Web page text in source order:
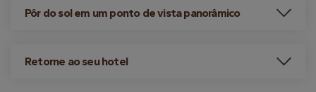
Pôr do sol em um ponto de vista panorâmico
Retorne ao seu hotel